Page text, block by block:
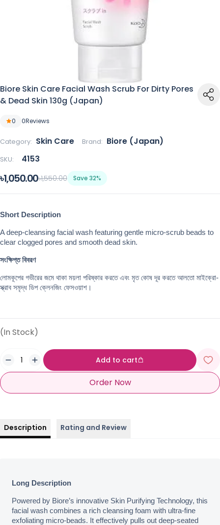
Biore Skin Care Facial Wash Scrub For Dirty Pores
& Dead Skin 130g (Japan)
0 0Reviews
Category: Skin Care Brand: Biore (Japan)
SKU: 4153
৳1,050.00৳1,550.00 Save 32%
Short Description
A deep-cleansing facial wash featuring gentle micro-scrub beads to
clear clogged pores and smooth dead skin.
সংক্ষিপ্ত বিবরণ
লোমকূপের গভীরের জমে থাকা ময়লা পরিষ্কার করতে এবং মৃত কোষ দূর করতে আলতো মাইক্রো-
স্ক্রাব সমৃদ্ধ ডিপ ক্লেনজিং ফেসওয়াশ।
(In Stock)
Add to cart
Order Now
Description Rating and Review
Long Description
Powered by Biore’s innovative Skin Purifying Technology, this
facial wash combines a rich cleansing foam with ultra-fine
exfoliating micro-beads. It effectively pulls out deep-seated